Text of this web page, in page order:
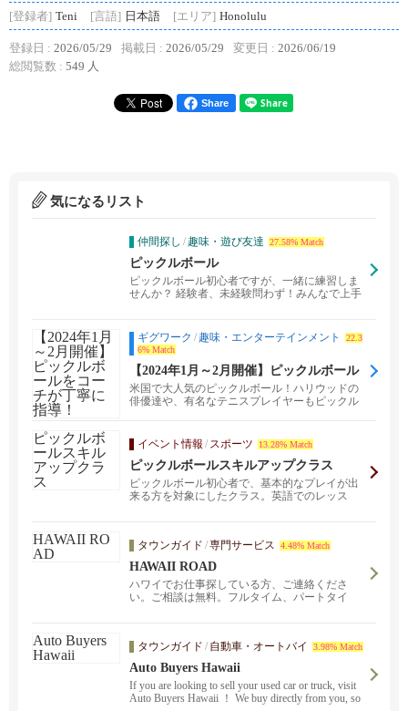
[登録者] Teni [言語] 日本語 [エリア] Honolulu
登録日 : 2026/05/29 掲載日 : 2026/05/29 変更日 : 2026/06/19
総閲覧数 : 549 人
Share
気になるリスト
仲間探し / 趣味・遊び友達 27.58% Match
ピックルボール
ピックルボール初心者ですが、一緒に練習しま
せんか？ 経験者、未経験問わず！みんなで上手
ギグワーク / 趣味・エンターテインメント
22.3
6% Match
【2024年1月～2月開催】ピックルボール
をコーチが丁寧に指導！
米国で大人気のピックルボール！ハリウッドの
俳優達や、有名なテニスプレイヤーもピックル
イベント情報 / スポーツ 13.28% Match
ピックルボールスキルアップクラス
ピックルボール初心者で、基本的なプレイが出
来る方を対象にしたクラス。英語でのレッス
タウンガイド /専門サービス 4.48% Match
HAWAII ROAD
ハワイでお仕事探している方、ご連絡くださ
い。ご相談は無料。フルタイム、パートタイ
ワークで遠隔地でのお仕事のご紹介も可能で
す。
タウンガイド / 自動車・オートバイ 3.98% Match
Auto Buyers Hawaii
If you are looking to sell your used car or truck, visit
Auto Buyers Hawaii ！ We buy directly from you, so